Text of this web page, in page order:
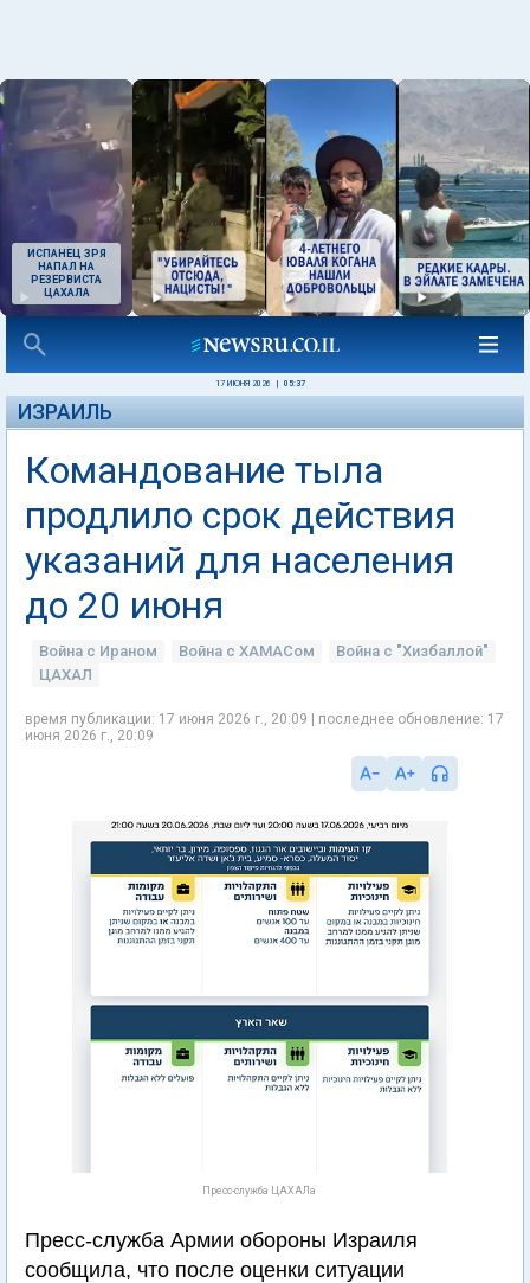
ИСПАНЕЦ ЗРЯ
НАПАЛ НА
РЕЗЕРВИСТА
ЦАХАЛА
17 ИЮНЯ 2026 05:37
ИЗРАИЛЬ
Командование тыла
продлило срок действия
указаний для населения
до 20 июня
Война с Ираном Война с ХАМАСом
Война с "Хизбаллой"
ЦАХАЛ
время публикации: 17 июня 2026 г., 20:09 | последнее обновление: 17
июня 2026 г., 20:09
Пресс-служба ЦАХАЛа
Пресс-служба Армии обороны Израиля
сообщила, что после оценки ситуации